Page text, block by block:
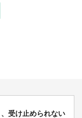
受け止められない